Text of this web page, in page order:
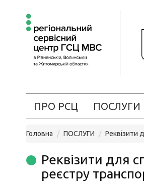
ПРО РСЦ ПОСЛУГИ
Головна ПОСЛУГИ Реквізити
Реквізити для
реєстру